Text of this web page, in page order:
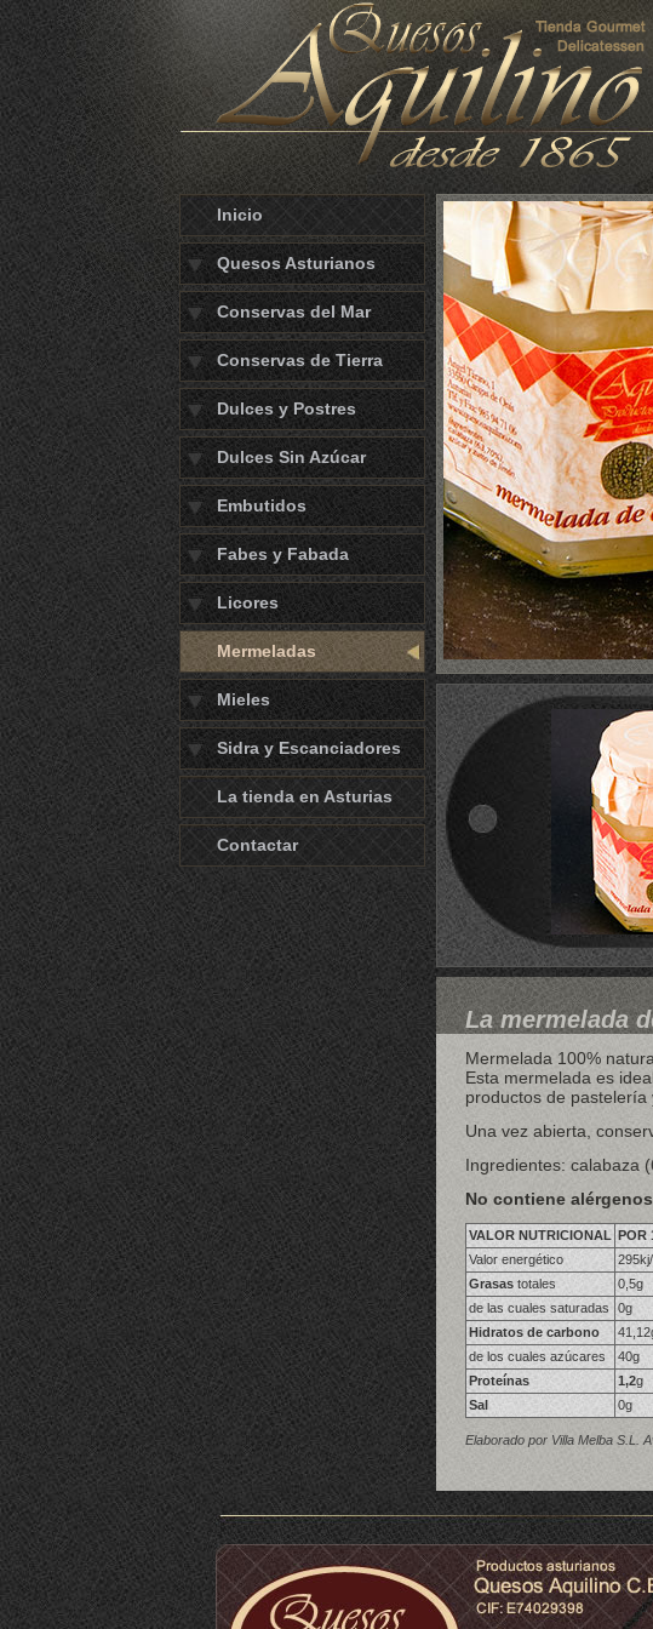
La mermelada
Mermelada 100%
Esta mermelada es
productos de pastelería
Una vez abierta,
Ingredientes: calabaza
No contiene
VALOR NUTRICIONAL POR
Valor energético
Grasas totales
0,5g
de las cuales saturadas
0g
Hidratos de carbono
de los cuales azúcares
40g
Proteínas
1,2g
Sal
0g
Elaborado por Villa Melba S.L.
Inicio
Quesos Asturianos
Conservas del Mar
Conservas de Tierra
Dulces y Postres
Dulces Sin Azúcar
Embutidos
Fabes y Fabada
Licores
Mermeladas
Mieles
Sidra y Escanciadores
La tienda en Asturias
Contactar